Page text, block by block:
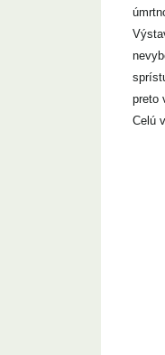
preto
Celú